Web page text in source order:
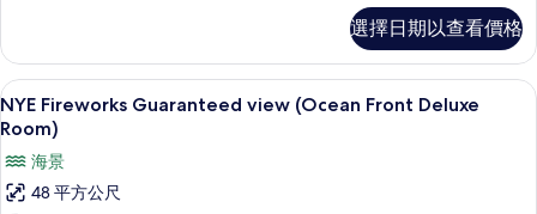
片
客
房
的
詳
選擇日期以查看價格
顯
示
NYE
Fireworks
Guaranteed
客房內保險箱、書桌、免費無線上網、
12
NYE Fireworks Guaranteed view (Ocean Front Deluxe
Room)
海景
48 平方公尺